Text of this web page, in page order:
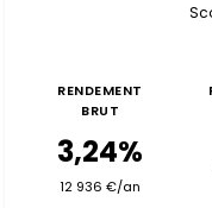
RENDEMENT
BRUT
3,24%
12 936 €/an